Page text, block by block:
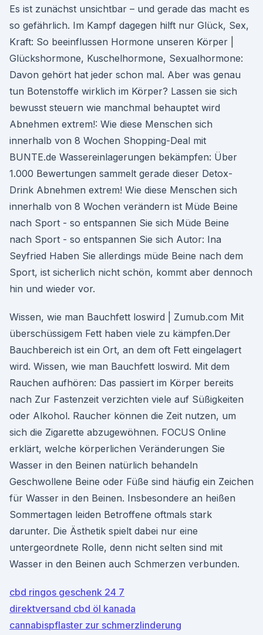
Es ist zunächst unsichtbar – und gerade das macht es
so gefährlich. Im Kampf dagegen hilft nur Glück, Sex,
Kraft: So beeinflussen Hormone unseren Körper |
Glückshormone, Kuschelhormone, Sexualhormone:
Davon gehört hat jeder schon mal. Aber was genau
tun Botenstoffe wirklich im Körper? Lassen sie sich
bewusst steuern wie manchmal behauptet wird
Abnehmen extrem!: Wie diese Menschen sich
innerhalb von 8 Wochen Shopping-Deal mit
BUNTE.de Wassereinlagerungen bekämpfen: Über
1.000 Bewertungen sammelt gerade dieser Detox-
Drink Abnehmen extrem! Wie diese Menschen sich
innerhalb von 8 Wochen verändern ist Müde Beine
nach Sport - so entspannen Sie sich Müde Beine
nach Sport - so entspannen Sie sich Autor: Ina
Seyfried Haben Sie allerdings müde Beine nach dem
Sport, ist sicherlich nicht schön, kommt aber dennoch
hin und wieder vor.
Wissen, wie man Bauchfett loswird | Zumub.com Mit
überschüssigem Fett haben viele zu kämpfen.Der
Bauchbereich ist ein Ort, an dem oft Fett eingelagert
wird. Wissen, wie man Bauchfett loswird. Mit dem
Rauchen aufhören: Das passiert im Körper bereits
nach Zur Fastenzeit verzichten viele auf Süßigkeiten
oder Alkohol. Raucher können die Zeit nutzen, um
sich die Zigarette abzugewöhnen. FOCUS Online
erklärt, welche körperlichen Veränderungen Sie
Wasser in den Beinen natürlich behandeln
Geschwollene Beine oder Füße sind häufig ein Zeichen
für Wasser in den Beinen. Insbesondere an heißen
Sommertagen leiden Betroffene oftmals stark
darunter. Die Ästhetik spielt dabei nur eine
untergeordnete Rolle, denn nicht selten sind mit
Wasser in den Beinen auch Schmerzen verbunden.
cbd ringos geschenk 24 7
direktversand cbd öl kanada
cannabispflaster zur schmerzlinderung